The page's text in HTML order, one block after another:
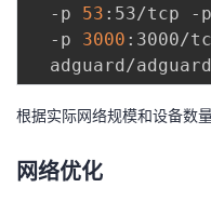
  -p
53 :53/tcp -
  -p
3000 :3000/
根据实际网络规模和设备数
网络优化